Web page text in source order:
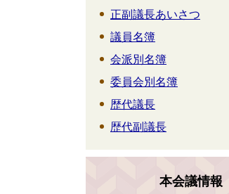
正副議長あいさつ
議員名簿
会派別名簿
委員会別名簿
歴代議長
歴代副議長
本会議情報